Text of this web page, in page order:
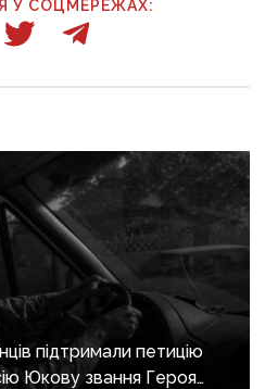
У СОЦМЕРЕЖАХ:
підтримали петицію
Юкову звання Героя